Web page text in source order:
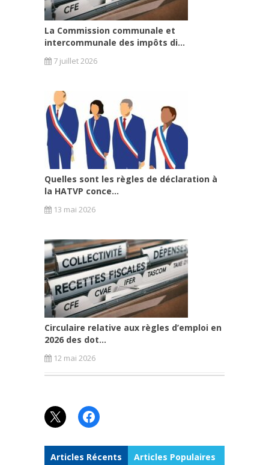
La Commission communale et
intercommunale des impôts di...
7 juillet 2026
Quelles sont les règles de déclaration à
la HATVP conce...
13 mai 2026
Circulaire relative aux règles d’emploi en
2026 des dot...
12 mai 2026
X Facebook
Articles Récents Articles Populaires